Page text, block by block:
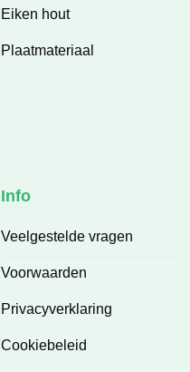
Eiken hout
Plaatmateriaal
Info
Veelgestelde vragen
Voorwaarden
Privacyverklaring
Cookiebeleid